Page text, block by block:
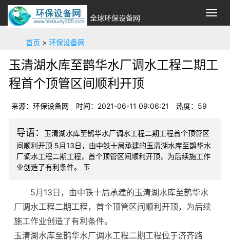
切
换
全球环保设备网
首页 > 环保设备网
玉清湖水库至鹊华水厂调水工程二期工
程首个顶管区间顺利开顶
来源：环保设备网 时间：2021-06-11 09:06:21 热度：59
玉清湖水库至鹊华水厂调水工程二期工程首个顶管区
间顺利开顶 5月13日，由中铁十局承建的玉清湖水库至鹊华水
厂调水工程二期工程，首个顶管区间顺利开顶，为后续施工作
业创造了有利条件。 玉
5月13日，由中铁十局承建的玉清湖水库至鹊华水
厂调水工程二期工程，首个顶管区间顺利开顶，为后续
施工作业创造了有利条件。
玉清湖水库至鹊华水厂调水工程二期工程位于济齐路